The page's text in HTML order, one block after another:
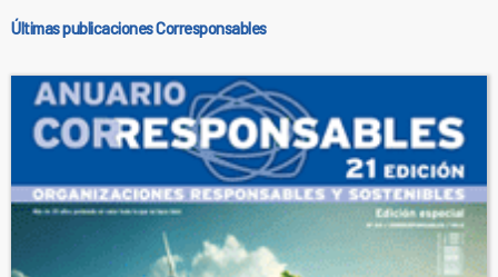
Últimas publicaciones Corresponsables